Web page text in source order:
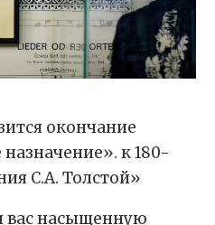
окончание
к 180-
С.А. Толстой»
вас насыщенную